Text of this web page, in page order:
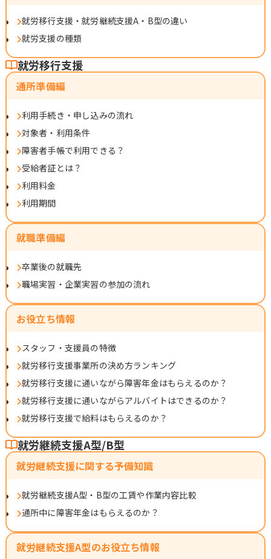
就労移行支援・就労継続支援A・B型の違い
就労支援の種類
就労移行支援
通所準備編
利用手続き・申し込みの流れ
対象者・利用条件
障害者手帳で利用できる？
受給者証とは？
利用料金
利用期間
就職準備編
卒業後の就職先
職場実習・企業実習の参加の流れ
お役立ち情報
スタッフ・支援員の特徴
就労移行支援事業所の決め方ランキング
就労移行支援に通いながら障害年金はもらえるのか？
就労移行支援に通いながらアルバイトはできるのか？
就労移行支援で給料はもらえるのか？
就労継続支援A型/B型
就労継続支援に関する予備知識
就労継続支援A型・B型の工賃や作業内容比較
通所中に障害年金はもらえるのか？
就労継続支援A型のお役立ち情報